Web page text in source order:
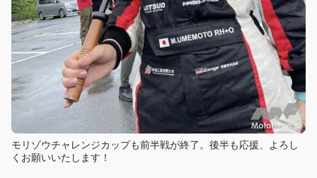
モリゾウチャレンジカップも前半戦が終了。後半も応援、よろし
くお願いいたします！